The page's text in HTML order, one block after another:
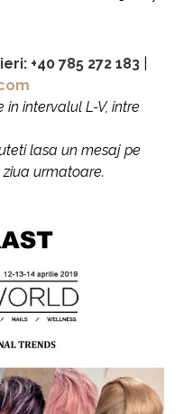
+40 785 272 183
in intervalul L-V, intre
lasa un mesaj pe
urmatoare.